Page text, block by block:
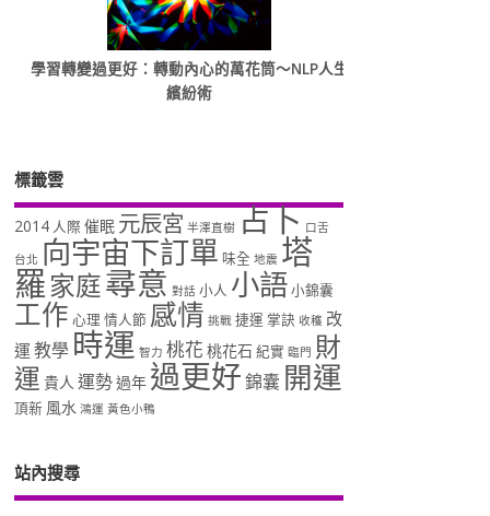
學習轉變過更好：轉動內心的萬花筒～NLP人生
繽紛術
標籤雲
2014 人際 催眠 元辰宮 半澤直樹 占卜 口舌
台北 向宇宙下訂單 味全 地震 塔
羅家庭尋意 對話 小人 小語 小錦囊
工作 心理 情人節 感情 挑戰 捷運 掌訣 收穫 改
運 教學 時運 智力 桃花 桃花石 紀實 臨門 財
運 貴人 運勢過年 過更好錦囊 開運
頂新 風水 鴻運 黃色小鴨
站內搜尋